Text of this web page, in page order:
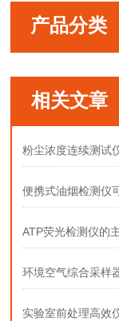
产品分类
相关文章
粉尘浓度连续测试
便携式油烟检测仪
ATP荧光检测仪的
环境空气综合采样